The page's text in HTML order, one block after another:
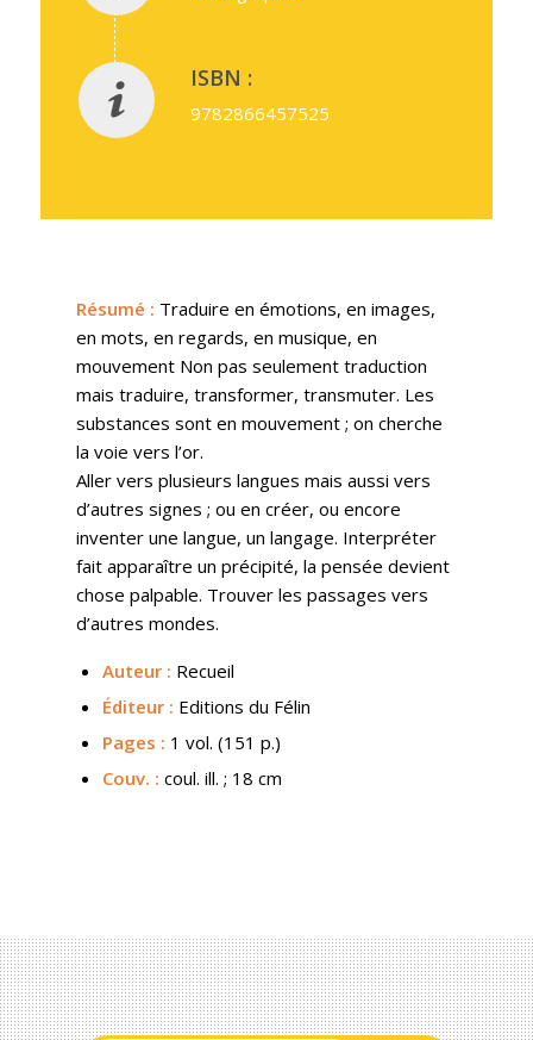
ISBN :
9782866457525
Résumé : Traduire en émotions, en images,
en mots, en regards, en musique, en
mouvement Non pas seulement traduction
mais traduire, transformer, transmuter. Les
substances sont en mouvement ; on cherche
la voie vers l’or.
Aller vers plusieurs langues mais aussi vers
d’autres signes ; ou en créer, ou encore
inventer une langue, un langage. Interpréter
fait apparaître un précipité, la pensée devient
chose palpable. Trouver les passages vers
d’autres mondes.
Auteur : Recueil
Éditeur : Editions du Félin
Pages : 1 vol. (151 p.)
Couv. : coul. ill. ; 18 cm